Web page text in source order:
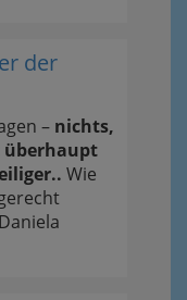
der
– nichts,
überhaupt
Wie